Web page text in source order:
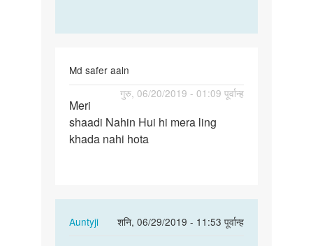
Md safer aaln
गुरु, 06/20/2019 - 01:09 पूर्वान्ह
Meri
shaadi
Nahin
Meri
shaadi Nahin Hui hi mera ling
khada nahi hota
Auntyji
शनि, 06/29/2019 - 11:53 पूर्वान्ह
In